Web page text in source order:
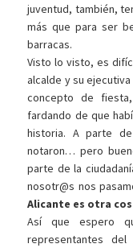
juventud, también,
más que para ser
barracas.
Visto lo visto, es
alcalde y su
concepto de
fardando de que
historia. A parte
notaron… pero
parte de la
nosotr@s nos
Alicante es otra
Así que espero
representantes